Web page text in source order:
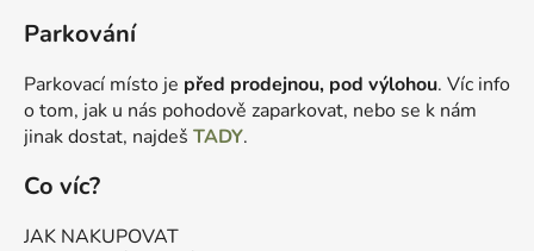
Parkování
Parkovací místo je před prodejnou, pod výlohou. Víc info
o tom, jak u nás pohodově zaparkovat, nebo se k nám
jinak dostat, najdeš TADY.
Co víc?
JAK NAKUPOVAT